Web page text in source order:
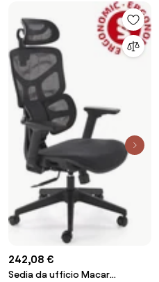
242,08 €
Sedia da ufficio Macar